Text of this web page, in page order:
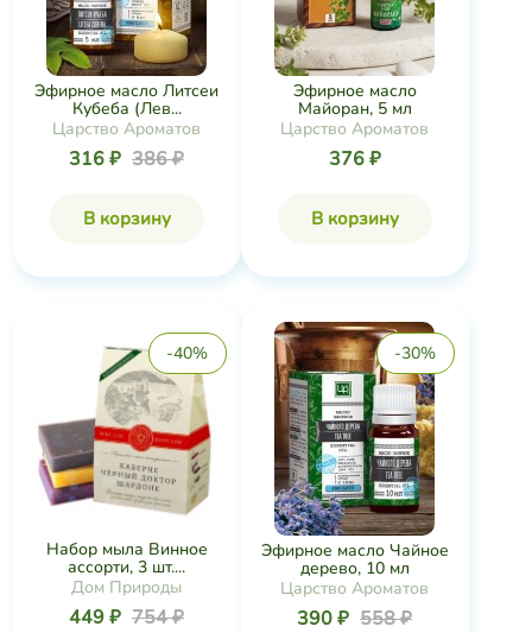
Эфирное масло Литсеи
Кубеба (Лев...
Царство Ароматов
316 ₽ 386 ₽
В корзину
Эфирное масло
Майоран, 5 мл
Царство Ароматов
376 ₽
В корзину
-40%
Набор мыла Винное
ассорти, 3 шт....
Дом Природы
449 ₽ 754 ₽
-30%
Эфирное масло Чайное
дерево, 10 мл
Царство Ароматов
390 ₽ 558 ₽